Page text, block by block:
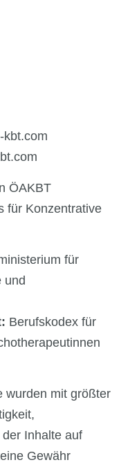
kbt.com
ÖAKBT
für Konzentrative
für
und
Berufskodex für
wurden mit größter
Inhalte auf
Gewähr